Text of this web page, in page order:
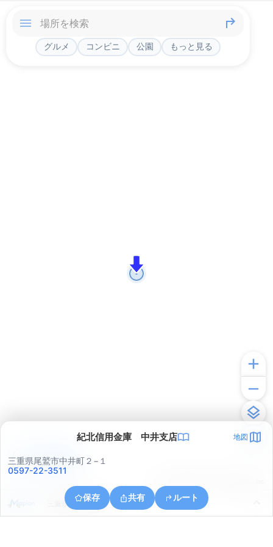
グルメ コンビニ 公園 もっと見る
紀北信用金庫 中井支店 地図
三重県尾鷲市中井町２−１
0597-22-3511
保存 共有 ルート
三重県尾鷲市南浦
アプリで見る